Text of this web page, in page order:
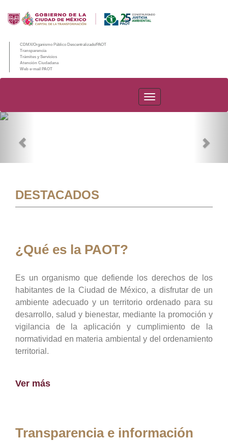
CDMX/Organismo Público Descentralizado/PAOT
Transparencia
Trámites y Servicios
Atención Ciudadana
Web e-mail PAOT
PAOT
DESTACADOS
¿Qué es la PAOT?
Es un organismo que defiende los derechos de los
habitantes de la Ciudad de México, a disfrutar de un
ambiente adecuado y un territorio ordenado para su
desarrollo, salud y bienestar, mediante la promoción y
vigilancia de la aplicación y cumplimiento de la
normatividad en materia ambiental y del ordenamiento
territorial.
Ver más
Transparencia e información